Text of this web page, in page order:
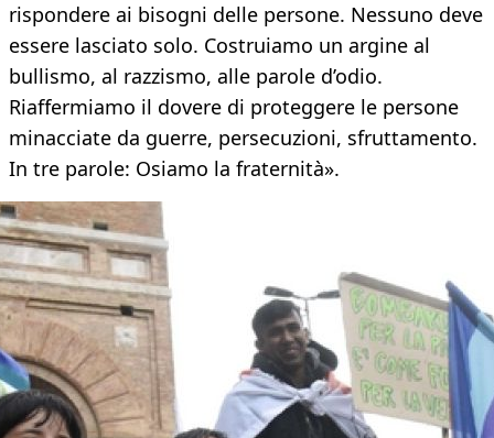
rispondere ai bisogni delle persone. Nessuno deve
essere lasciato solo. Costruiamo un argine al
bullismo, al razzismo, alle parole d’odio.
Riaffermiamo il dovere di proteggere le persone
minacciate da guerre, persecuzioni, sfruttamento.
In tre parole: Osiamo la fraternità».